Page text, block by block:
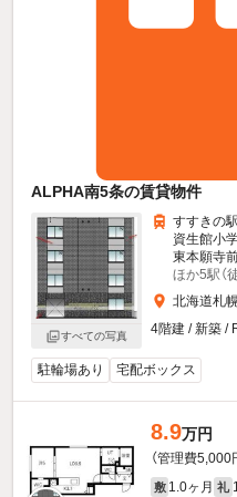
ALPHA南5条の賃貸物件
すべての写真
すすきの
資生館小
東本願寺
ほか5駅（
北海道札
4階建 / 新築 /
駐輪場あり 宅配ボックス
8.9万円
（管理費5,000
敷 1.0ヶ月 礼